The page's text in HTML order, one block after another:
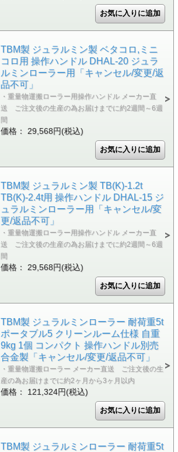
TBM製 ジュラルミン製 ベタコロ,ミニ
コロ用 操作ハンドル DHAL-20 ジュラ
ルミンローラー用「キャンセル/変更/返
品不可」
・重量物運搬ローラー用操作ハンドル メーカー直
送 ご注文後の生産の為お届けまでに約2週間～6週
間
価格： 29,568円(税込)
TBM製 ジュラルミン製 TB(K)-1.2t
TB(K)-2.4t用 操作ハンドル DHAL-15 ジ
ュラルミンローラー用「キャンセル/変
更/返品不可」
・重量物運搬ローラー用操作ハンドル メーカー直
送 ご注文後の生産の為お届けまでに約2週間～6週
間
価格： 29,568円(税込)
TBM製 ジュラルミンローラー 耐荷重5t
ポータブル5 クリーンルーム仕様 自重
9kg 1個 コンパクト 操作ハンドル別売
合金製「キャンセル/変更/返品不可」
・重量物運搬ローラー メーカー直送 ご注文後の生
産の為お届けまでに約2ヶ月から3ヶ月以内
価格： 121,324円(税込)
TBM製 ジュラルミンローラー 耐荷重5t